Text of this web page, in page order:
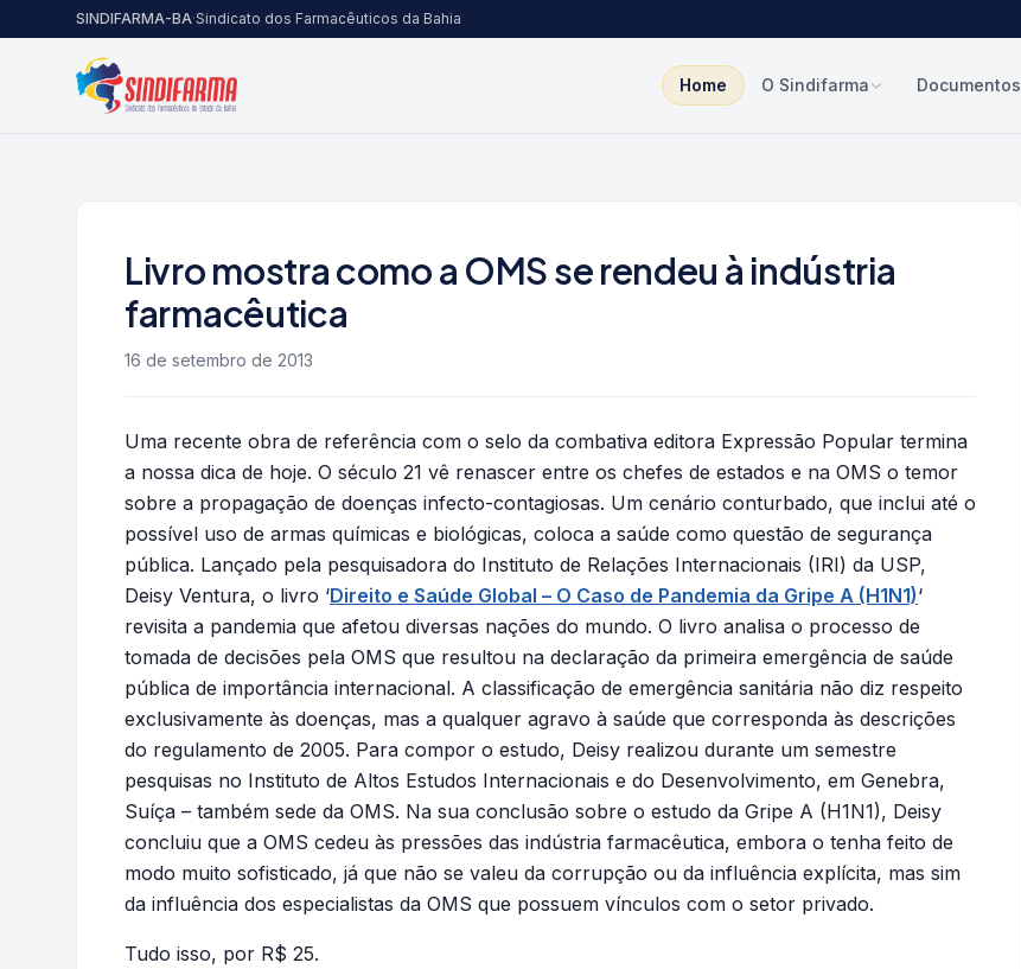
Pular para o conteúdo
SINDIFARMA-BA·Sindicato dos Farmacêuticos da Bahia
Home O Sindifarma Documentos
Livro mostra como a OMS se rendeu à indústria
farmacêutica
16 de setembro de 2013
Uma recente obra de referência com o selo da combativa editora Expressão Popular termina
a nossa dica de hoje. O século 21 vê renascer entre os chefes de estados e na OMS o temor
sobre a propagação de doenças infecto-contagiosas. Um cenário conturbado, que inclui até o
possível uso de armas químicas e biológicas, coloca a saúde como questão de segurança
pública. Lançado pela pesquisadora do Instituto de Relações Internacionais (IRI) da USP,
Deisy Ventura, o livro ‘Direito e Saúde Global – O Caso de Pandemia da Gripe A (H1N1)‘
revisita a pandemia que afetou diversas nações do mundo. O livro analisa o processo de
tomada de decisões pela OMS que resultou na declaração da primeira emergência de saúde
pública de importância internacional. A classificação de emergência sanitária não diz respeito
exclusivamente às doenças, mas a qualquer agravo à saúde que corresponda às descrições
do regulamento de 2005. Para compor o estudo, Deisy realizou durante um semestre
pesquisas no Instituto de Altos Estudos Internacionais e do Desenvolvimento, em Genebra,
Suíça – também sede da OMS. Na sua conclusão sobre o estudo da Gripe A (H1N1), Deisy
concluiu que a OMS cedeu às pressões das indústria farmacêutica, embora o tenha feito de
modo muito sofisticado, já que não se valeu da corrupção ou da influência explícita, mas sim
da influência dos especialistas da OMS que possuem vínculos com o setor privado.
Tudo isso, por R$ 25.